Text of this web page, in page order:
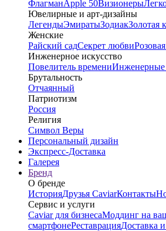
ФлагманApple 50Визионеры
Ювелирные и арт-дизайны
ЛегендыЭмиратыЗодиакЗолотая
Женские
Райский садСекрет любви
Инженерное искусство
Повелитель времениИнженерные
Брутальность
Отчаянный
Патриотизм
Россия
Религия
Символ Веры
Персональный дизайн
Экспресс-Доставка
Галерея
Бренд
О бренде
ИсторияДрузья CaviarКонтакты
Сервис и услуги
Caviar для бизнесаМоддинг на
смартфонеРеставрацияДоставка